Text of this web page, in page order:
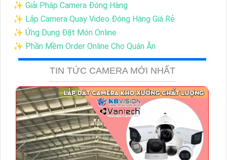
✨ Giải Pháp Camera Đóng Hàng
✨ Lắp Camera Quay Video Đóng Hàng Giá Rẻ
✨ Ứng Dụng Đặt Món Online
✨ Phần Mềm Order Online Cho Quán Ăn
TIN TỨC CAMERA MỚI NHẤT